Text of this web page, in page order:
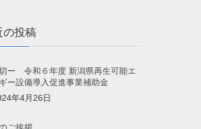
の投稿
ー 令和６年度 新潟県再生可能エ
ー設備導入促進事業補助金
年4月26日
ご挨拶